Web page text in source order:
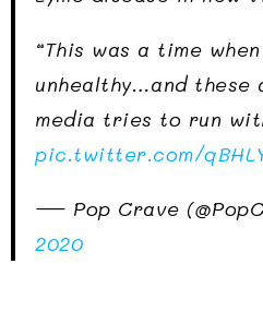
“This was a time
unhealthy…and these
media tries to run
pic.twitter.com/
— Pop Crave
2020